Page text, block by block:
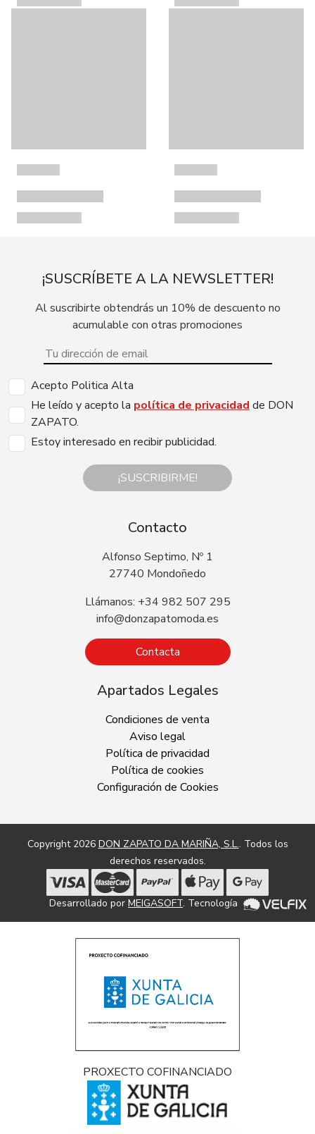
¡SUSCRÍBETE A LA NEWSLETTER!
Al suscribirte obtendrás un 10% de descuento no
acumulable con otras promociones
Acepto Politica Alta
He leído y acepto la política de privacidad de DON
ZAPATO.
Estoy interesado en recibir publicidad.
¡SUSCRIBIRME!
Contacto
Alfonso Septimo, Nº 1
27740 Mondoñedo
Llámanos: +34 982 507 295
info@donzapatomoda.es
Contacta
Apartados Legales
Condiciones de venta
Aviso legal
Política de privacidad
Política de cookies
Configuración de Cookies
Copyright 2026 DON ZAPATO DA MARIÑA, S.L.. Todos los
derechos reservados.
Desarrollado por MEIGASOFT. Tecnología
PROXECTO COFINANCIADO